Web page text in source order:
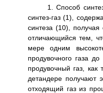
1. Способ
синтез-газ (1),
синтеза (10),
отличающийся тем,
мере одним
продувочного газа
продувочный газ,
детандере получают
отходящий газ из